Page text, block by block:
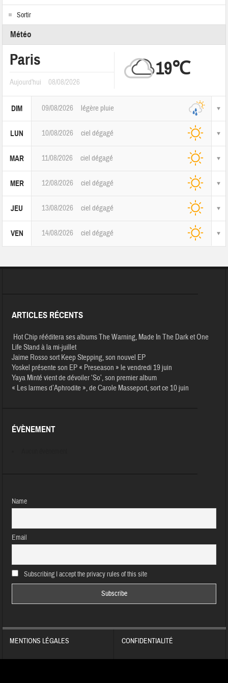
Sortir
Météo
Paris
Aujourd'hui 08/08/2026
19℃
DIM 09/08/2026 légère pluie
LUN 10/08/2026 ciel dégagé
MAR 11/08/2026 ciel dégagé
MER 12/08/2026 ciel dégagé
JEU 13/08/2026 ciel dégagé
VEN 14/08/2026 ciel dégagé
ARTICLES RÉCENTS
Hot Chip rééditera ses albums The Warning, Made In The Dark et One
Life Stand à la mi-juillet
Jaime Rosso sort Keep Stepping, son nouvel EP
Yoskel présente son EP « Preseason » le vendredi 19 juin
Yaya Minté vient de dévoiler ‘So’, son premier album
« Les larmes d’Aphrodite », de Carole Masseport, sort ce 10 juin
ÉVÈNEMENT
Name
Email
Subscribing I accept the privacy rules of this site
MENTIONS LÉGALES CONFIDENTIALITÉ